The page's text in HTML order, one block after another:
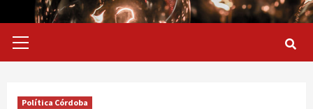
primario
Política Córdoba